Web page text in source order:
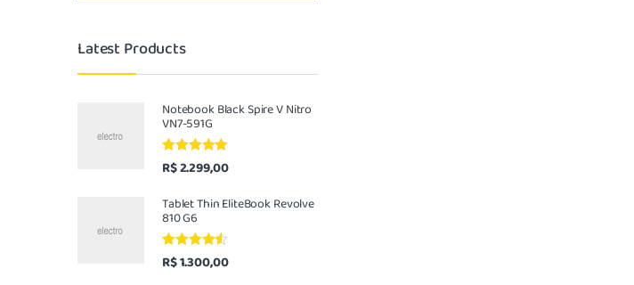
Latest Products
Notebook Black Spire V Nitro
VN7-591G
Avaliação
5.00de 5
R$2.299,00
Tablet Thin EliteBook Revolve
810 G6
Avaliação
4.33de 5
R$1.300,00